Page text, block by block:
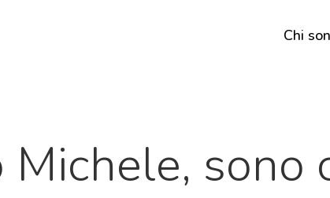
Chi
Michele, sono